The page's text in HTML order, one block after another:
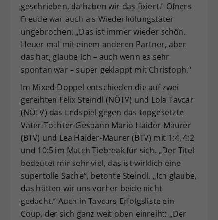
geschrieben, da haben wir das fixiert.“ Ofners
Freude war auch als Wiederholungstäter
ungebrochen: „Das ist immer wieder schön.
Heuer mal mit einem anderen Partner, aber
das hat, glaube ich – auch wenn es sehr
spontan war – super geklappt mit Christoph.“
Im Mixed-Doppel entschieden die auf zwei
gereihten Felix Steindl (NÖTV) und Lola Tavcar
(NÖTV) das Endspiel gegen das topgesetzte
Vater-Tochter-Gespann Mario Haider-Maurer
(BTV) und Lea Haider-Maurer (BTV) mit 1:4, 4:2
und 10:5 im Match Tiebreak für sich. „Der Titel
bedeutet mir sehr viel, das ist wirklich eine
supertolle Sache“, betonte Steindl. „Ich glaube,
das hätten wir uns vorher beide nicht
gedacht.“ Auch in Tavcars Erfolgsliste ein
Coup, der sich ganz weit oben einreiht: „Der